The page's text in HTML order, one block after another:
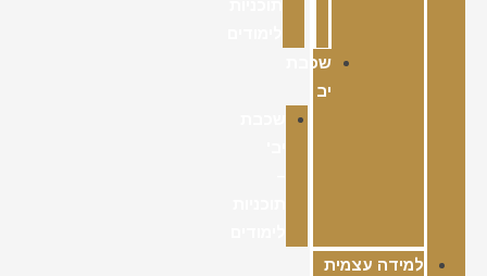
שכבת
יב
למידה עצמית